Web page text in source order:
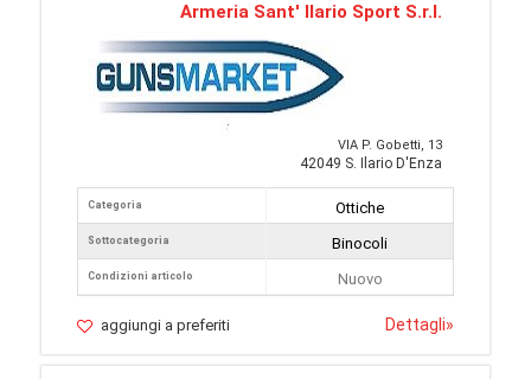
Armeria Sant' Ilario Sport S.r.l.
VIA P. Gobetti, 13
42049 S. Ilario D'Enza
Categoria
Sottocategoria
Condizioni articolo
Ottiche
Binocoli
Nuovo
aggiungi a preferiti Dettagli»